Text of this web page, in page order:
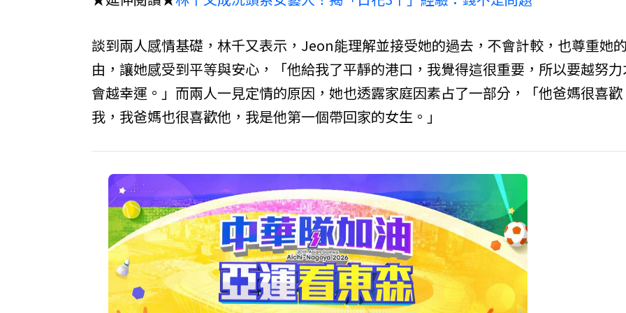
談到兩人感情基礎，林千又表示，Jeon能理解並接受她的過去，不會計較，也尊重她
由，讓她感受到平等與安心，「他給我了平靜的港口，我覺得這很重要，所以要越努
會越幸運。」而兩人一見定情的原因，她也透露家庭因素占了一部分，「他爸媽很喜歡
我，我爸媽也很喜歡他，我是他第一個帶回家的女生。」